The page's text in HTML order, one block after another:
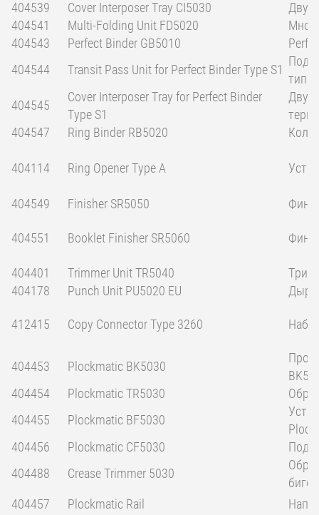
404539 Cover Interposer Tray CI5030
404541
Multi-Folding Unit FD5020
404543
Perfect Binder GB5010
404544
Transit Pass Unit for Perfect Binder Type S1
тип
404545
Cover Interposer Tray for Perfect Binder
Type S1
404547
Ring Binder RB5020
404114 Ring Opener Type A
404549 Finisher SR5050
404551 Booklet Finisher SR5060
404401 Trimmer Unit TR5040
404178
Punch Unit PU5020 EU
412415 Copy Connector Type 3260
404453 Plockmatic BK5030
404454
Plockmatic TR5030
404455
Plockmatic BF5030
404456
Plockmatic CF5030
404488
Crease Trimmer 5030
404457
Plockmatic Rail